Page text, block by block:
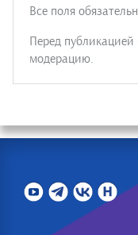
Все поля
Перед
модерацию.